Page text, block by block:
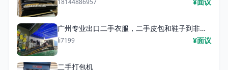
18144886957
广州专业出口二手衣服，二手皮包和鞋子到非洲，东南亚，中东市场
li7199 ¥面议
二手打包机